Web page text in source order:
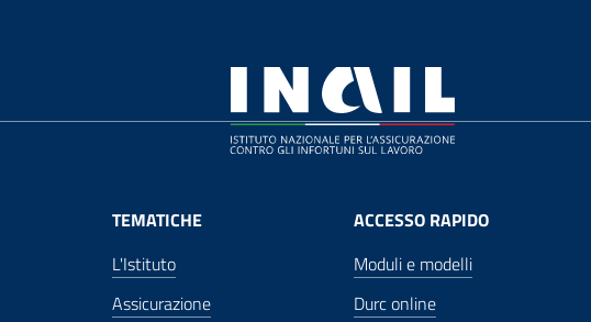
TEMATICHE
L'Istituto
Assicurazione
ACCESSO RAPIDO
Moduli e modelli
Durc online